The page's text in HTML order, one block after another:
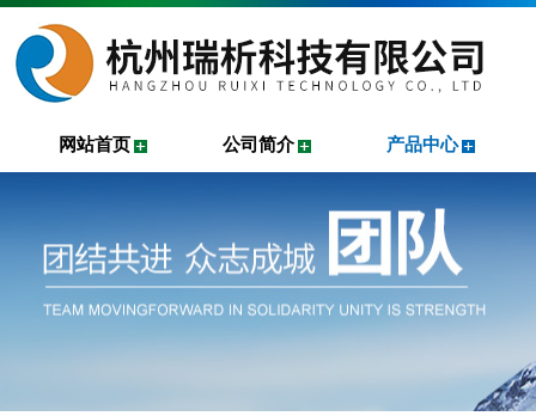
网站首页 公司简介 产品中心